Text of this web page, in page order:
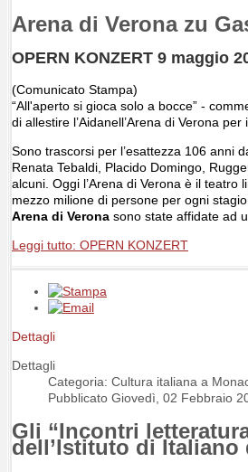
Arena di Verona zu
OPERN KONZERT 9 maggio
(Comunicato Stampa)
“All'aperto si gioca solo a bocce” -
di allestire l’Aidanell’Arena di Verona per
Sono trascorsi per l’esattezza 106 anni
Renata Tebaldi, Placido Domingo,
alcuni. Oggi l’Arena di Verona è il teatro
mezzo milione di persone per ogni
Arena di Verona sono state affidate ad
Leggi tutto: OPERN KONZERT
Dettagli
Dettagli
Categoria: Cultura italiana a
Pubblicato Giovedì, 02 Febbraio
Gli “Incontri
dell’Istituto di